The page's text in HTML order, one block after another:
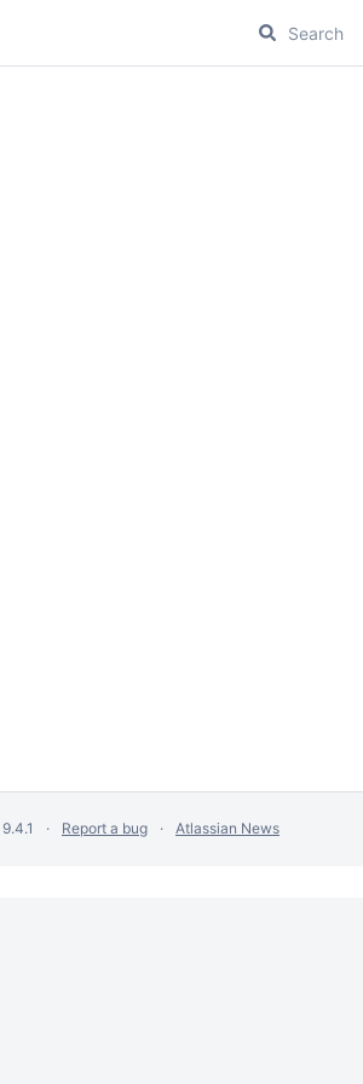
9.4.1 Report a bug Atlassian News